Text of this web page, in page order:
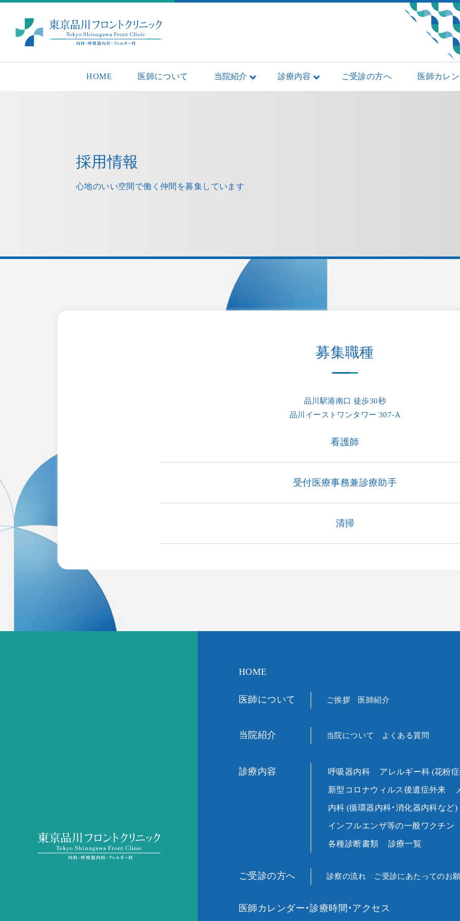
HOME 医師について 当院紹介 診療内容 ご受診の方へ 医師カレン
採用情報
心地のいい空間で働く仲間を募集しています
募集職種
品川駅港南口 徒歩30秒
品川イーストワンタワー 307-A
看護師
受付医療事務兼診療助手
清掃
当院について
診療内容
ブログ
クリニックからのお知らせや連絡を随
時受け取っていただいたり、診療予約を
スムーズに行うことができます。
事前にWEB問診を入力いただくことでご来院の際、スムーズに診療を行うことが
(※当日の混雑状況に応じて待ち時間にバラツキが出ることがございますが、あらかじ
HOME
医師について ご挨拶 医師紹介
当院紹介 当院について よくある質問
診療内容 呼吸器内科 アレルギー科 (花粉
新型コロナウィルス後遺症外来
内科 (循環器内科・消化器内科など)
インフルエンザ等の一般ワクチン
各種診断書類 診療一覧
ご受診の方へ 診察の流れ ご受診にあたってのお
医師カレンダー・診療時間・アクセス